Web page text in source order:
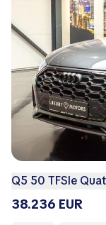
Q5 50 TFSIe
38.236 EUR